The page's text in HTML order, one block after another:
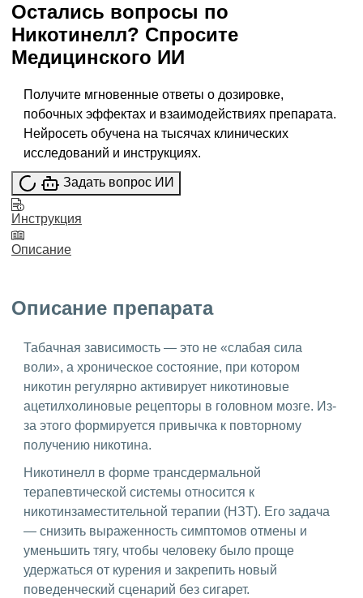
Остались вопросы по
Никотинелл? Спросите
Медицинского ИИ
Получите мгновенные ответы о дозировке,
побочных эффектах и взаимодействиях препарата.
Нейросеть обучена на тысячах клинических
исследований и инструкциях.
Задать вопрос ИИ
Инструкция
Описание
Описание препарата
Табачная зависимость — это не «слабая сила
воли», а хроническое состояние, при котором
никотин регулярно активирует никотиновые
ацетилхолиновые рецепторы в головном мозге. Из-
за этого формируется привычка к повторному
получению никотина.
Никотинелл в форме трансдермальной
терапевтической системы относится к
никотинзаместительной терапии (НЗТ). Его задача
— снизить выраженность симптомов отмены и
уменьшить тягу, чтобы человеку было проще
удержаться от курения и закрепить новый
поведенческий сценарий без сигарет.